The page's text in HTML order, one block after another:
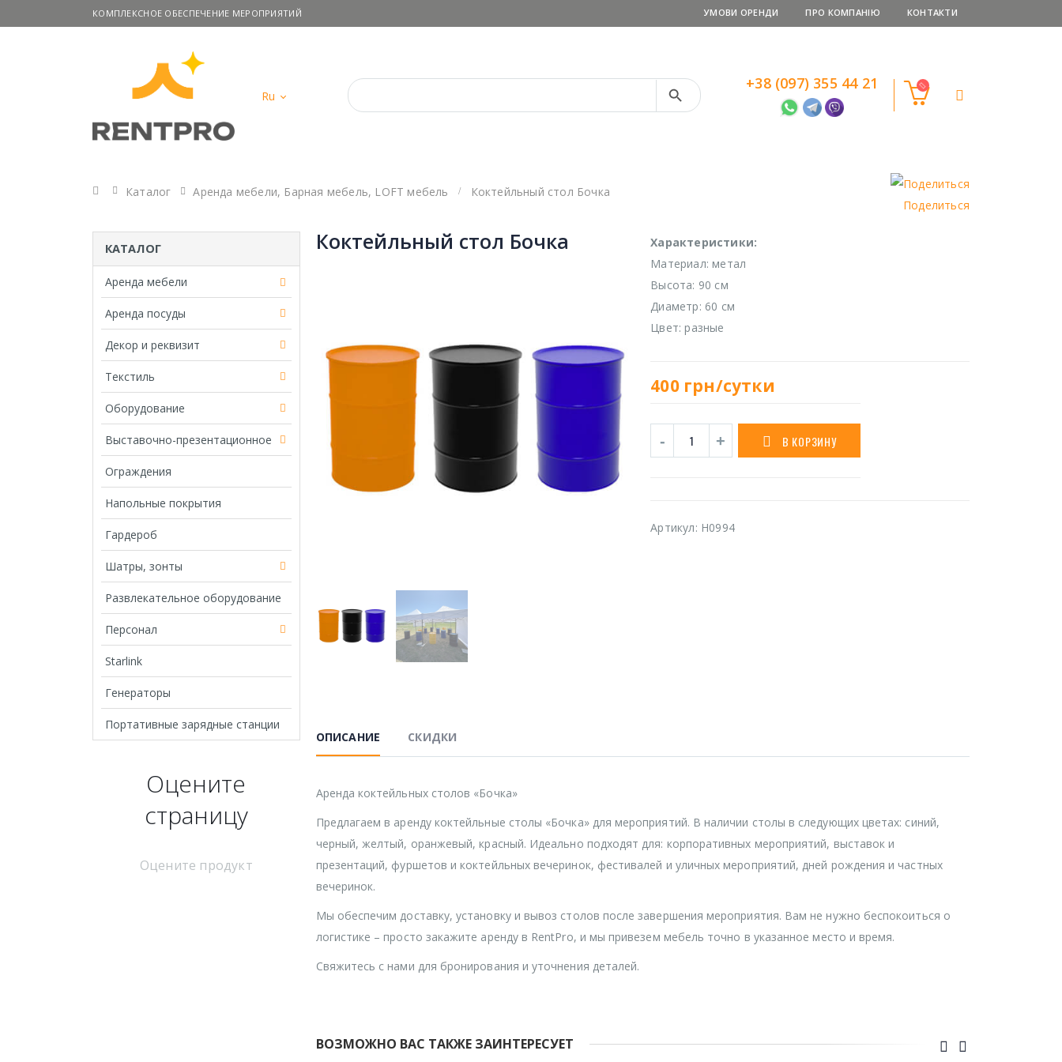
КОМПЛЕКСНОЕ ОБЕСПЕЧЕНИЕ МЕРОПРИЯТИЙ УМОВИ ОРЕНДИ ПРО КОМПАНІЮ КОНТАКТИ
Ru
Search Button +38 (097) 355 44 21
Главная
Каталог Аренда мебели, Барная мебель, LOFT мебель
Коктейльный стол Бочка
Поделиться
Коктейльный стол Бочка
Характеристики:
Материал: метал
Высота: 90 см
Диаметр: 60 см
Цвет: разные
400 грн/сутки
В КОРЗИНУ
Артикул: H0994
ОПИСАНИЕ СКИДКИ
Аренда коктейльных столов «Бочка»
Предлагаем в аренду коктейльные столы «Бочка» для мероприятий. В наличии столы в следующих цветах: синий,
черный, желтый, оранжевый, красный. Идеально подходят для: корпоративных мероприятий, выставок и
презентаций, фуршетов и коктейльных вечеринок, фестивалей и уличных мероприятий, дней рождения и частных
вечеринок.
Мы обеспечим доставку, установку и вывоз столов после завершения мероприятия. Вам не нужно беспокоиться о
логистике – просто закажите аренду в RentPro, и мы привезем мебель точно в указанное место и время.
Свяжитесь с нами для бронирования и уточнения деталей.
ВОЗМОЖНО ВАС ТАКЖЕ ЗАИНТЕРЕСУЕТ
КАТАЛОГ
Аренда мебели
Аренда посуды
Декор и реквизит
Текстиль
Оборудование
Выставочно-презентационное
Ограждения
Напольные покрытия
Гардероб
Шатры, зонты
Развлекательное оборудование
Персонал
Starlink
Генераторы
Портативные зарядные станции
Оцените
страницу
Оцените продукт